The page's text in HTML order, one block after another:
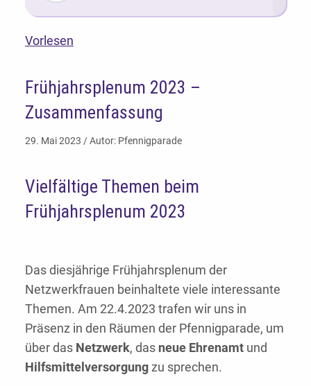
Vorlesen
Frühjahrsplenum 2023 –
Zusammenfassung
29. Mai 2023 / Autor: Pfennigparade
Vielfältige Themen beim
Frühjahrsplenum 2023
Das diesjährige Frühjahrsplenum der
Netzwerkfrauen beinhaltete viele interessante
Themen. Am 22.4.2023 trafen wir uns in
Präsenz in den Räumen der Pfennigparade, um
über das Netzwerk, das neue Ehrenamt und
Hilfsmittelversorgungzu sprechen.